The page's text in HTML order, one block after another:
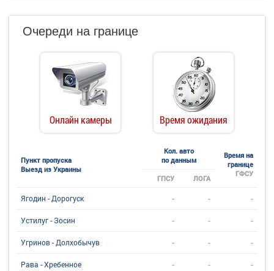
Очереди на границе
Онлайн камеры Время ожидания
Пункт пропуска
Выезд из Украины
Кол. авто
по данным
Время на
границе
ГФСУ
ГПСУ ЛОГА
Ягодин - Дорогуск - - -
Устилуг - Зосин - - -
Угринов - Долхобычув - - -
Рава - Хребенное - - -